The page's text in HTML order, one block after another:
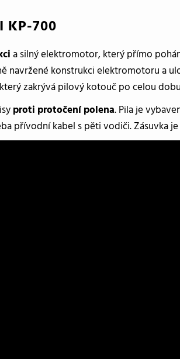
KP-700
a silný elektromotor, který přímo
navržené konstrukci elektromotoru a
zakrývá pilový kotouč po celou
proti protočení polena. Pila je
přívodní kabel s pěti vodiči. Zásuvka